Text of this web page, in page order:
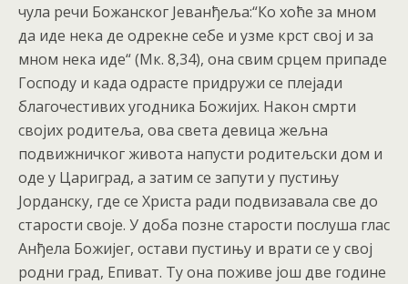
чула речи Божанског Јеванђеља:“Ко хоће за мном
да иде нека де одрекне себе и узме крст свој и за
мном нека иде“ (Мк. 8,34), она свим срцем припаде
Господу и када одрасте придружи се плејади
благочестивих угодника Божијих. Након смрти
својих родитеља, ова света девица жељна
подвижничког живота напусти родитељски дом и
оде у Цариград, а затим се запути у пустињу
Јорданску, где се Христа ради подвизавала све до
старости своје. У доба позне старости послуша глас
Анђела Божијег, остави пустињу и врати се у свој
родни град, Епиват. Ту она поживе још две године